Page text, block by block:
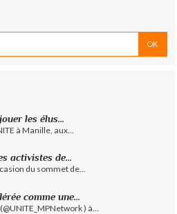
les élus...
à Manille, aux...
activistes de...
du sommet de...
comme une...
) à...